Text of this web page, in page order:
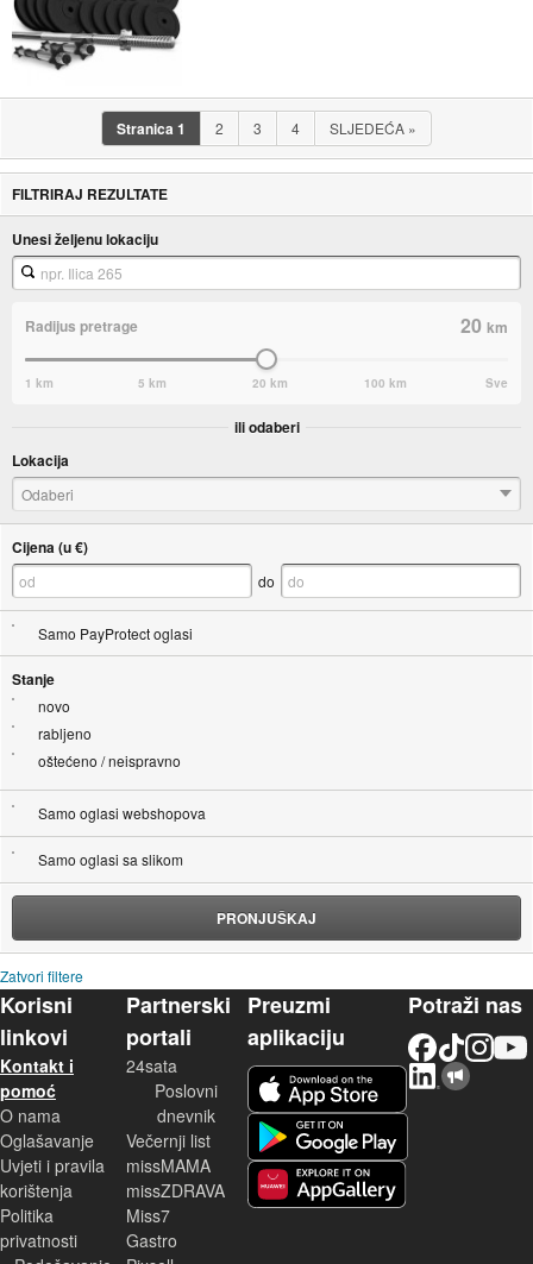
Stranica1 2 3 4 SLJEDEĆA »
FILTRIRAJ REZULTATE
Unesi željenu lokaciju
Radijus pretrage 20km
1 km 5 km 20 km 100 km Sve
ili odaberi
Lokacija
Odaberi
Cijena (u €)
do
Samo PayProtect oglasi
Stanje
novo
rabljeno
oštećeno / neispravno
Samo oglasi webshopova
Samo oglasi sa slikom
PRONJUŠKAJ
Zatvori filtere
Korisni
linkovi
Kontakt i
pomoć
O nama
Oglašavanje
Uvjeti i pravila
korištenja
Politika
privatnosti
Partnerski
portali
24sata
Poslovni
dnevnik
Večernji list
missMAMA
missZDRAVA
Miss7
Gastro
Preuzmi
aplikaciju
Potraži nas